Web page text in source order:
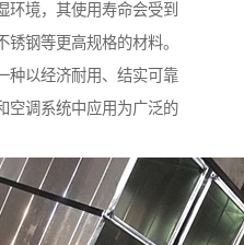
环境，其使用寿命会受到
钢等更高规格的材料。
种以经济耐用、结实可靠
空调系统中应用为广泛的